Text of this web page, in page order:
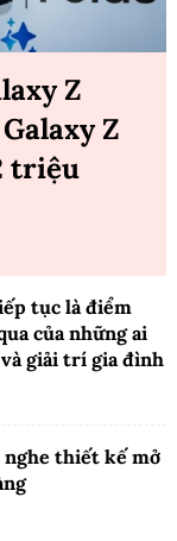
Z
Z
triệu
tục là điểm
của những ai
giải trí gia đình
thiết kế mở